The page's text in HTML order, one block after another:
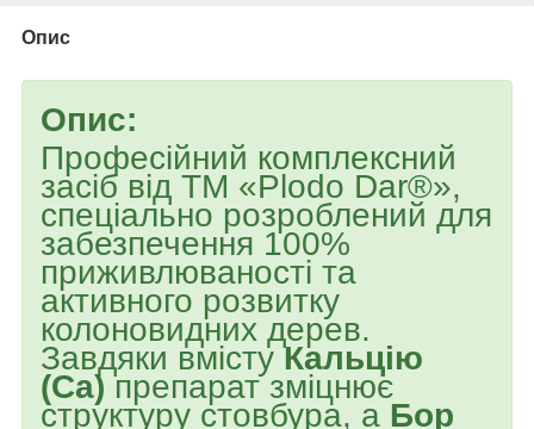
Опис
Опис:
Професійний комплексний
засіб від ТМ «Plodo Dar®»,
спеціально розроблений для
забезпечення 100%
приживлюваності та
активного розвитку
колоновидних дерев.
Завдяки вмістуКальцію
(Ca) препарат зміцнює
структуру стовбура, а Бор